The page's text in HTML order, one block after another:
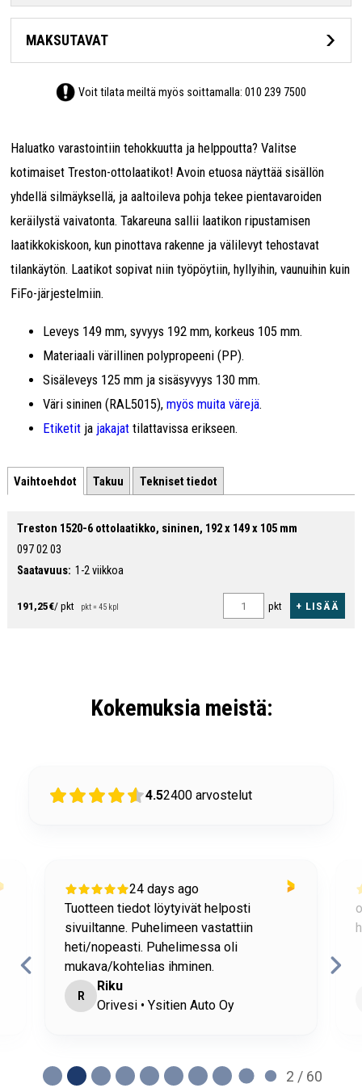
MAKSUTAVAT
Voit tilata meiltä myös soittamalla:010 239 7500
Haluatko varastointiin tehokkuutta ja helppoutta? Valitse
kotimaiset Treston-ottolaatikot! Avoin etuosa näyttää sisällön
yhdellä silmäyksellä, ja aaltoileva pohja tekee pientavaroiden
keräilystä vaivatonta. Takareuna sallii laatikon ripustamisen
laatikkokiskoon, kun pinottava rakenne ja välilevyt tehostavat
tilankäytön. Laatikot sopivat niin työpöytiin, hyllyihin, vaunuihin kuin
FiFo-järjestelmiin.
Leveys 149 mm, syvyys 192 mm, korkeus 105 mm.
Materiaali värillinen polypropeeni (PP).
Sisäleveys 125 mm ja sisäsyvyys 130 mm.
Väri sininen (RAL5015),myös muita värejä.
Etiketit ja jakajat tilattavissa erikseen.
Vaihtoehdot Takuu Tekniset tiedot
Treston 1520-6 ottolaatikko, sininen, 192 x 149 x 105 mm
097 02 03
Saatavuus: 1-2 viikkoa
191,25€/ pkt pkt = 45 kpl pkt + LISÄÄ
Kokemuksia meistä:
4.52400 arvostelut
24 days ago
Tuotteen tiedot löytyivät helposti
sivuiltanne. Puhelimeen vastattiin
heti/nopeasti. Puhelimessa oli
mukava/kohtelias ihminen.
R
Riku
Orivesi • Ysitien Auto Oy
2 / 60